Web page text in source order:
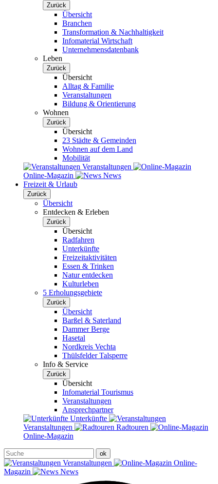
Zurück
Übersicht
Branchen
Transformation & Nachhaltigkeit
Infomaterial Wirtschaft
Unternehmensdatenbank
Leben
Zurück
Übersicht
Alltag & Familie
Veranstaltungen
Bildung & Orientierung
Wohnen
Zurück
Übersicht
23 Städte & Gemeinden
Wohnen auf dem Land
Mobilität
Veranstaltungen
Online-Magazin
News
Freizeit & Urlaub
Zurück
Übersicht
Entdecken & Erleben
Zurück
Übersicht
Radfahren
Unterkünfte
Freizeitaktivitäten
Essen & Trinken
Natur entdecken
Kulturleben
5 Erholungsgebiete
Zurück
Übersicht
Barßel & Saterland
Dammer Berge
Hasetal
Nordkreis Vechta
Thülsfelder Talsperre
Info & Service
Zurück
Übersicht
Infomaterial Tourismus
Veranstaltungen
Ansprechpartner
Unterkünfte
Veranstaltungen
Radtouren
Online-Magazin
Veranstaltungen
Online-
Magazin
News